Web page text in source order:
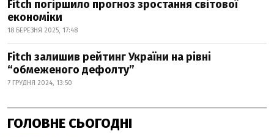
Fitch погіршило прогноз зростання світової
економіки
18 БЕРЕЗНЯ 2025, 17:48
Fitch залишив рейтинг України на рівні
“обмеженого дефолту”
7 ГРУДНЯ 2024, 13:50
ГОЛОВНЕ СЬОГОДНІ